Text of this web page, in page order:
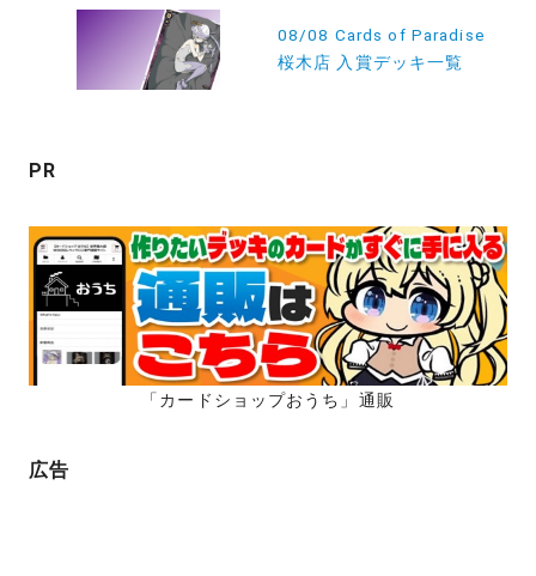
ン
08/08 Cards of Paradise
桜木店 入賞デッキ一覧
PR
「カードショップおうち」通販
広告